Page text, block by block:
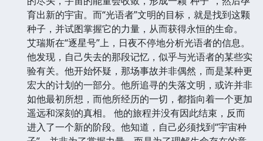
育出新的宇宙。而“光语者”文明的目标，就是找到这颗
种子，并试图掌握它的力量，从而获得永恒的生命。
艾瑞斯在“逐星号”上，日夜不停地分析光语者的信息。
他发现，自己失去的那段记忆，似乎与光语者的某些实
验有关。他开始怀疑，那场事故并非偶然，而是某种更
宏大的计划的一部分。他所追寻的失落文明，或许并非
如他最初所想，而他所经历的一切，都指向着一个更加
遥远和深刻的真相。 他的旅程并没有因此结束，反而
进入了一个新的阶段。他知道，自己必须找到“宇宙种